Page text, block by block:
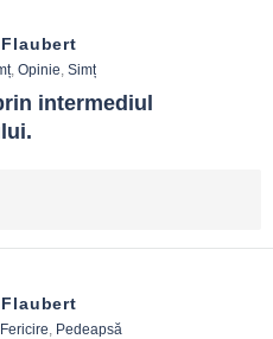
, Opinie, Simț
intermediul
Fericire, Pedeapsă